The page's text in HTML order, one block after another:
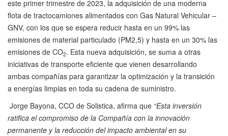
este primer trimestre de 2023, la adquisición de una moderna
flota de tractocamiones alimentados con Gas Natural Vehicular –
GNV, con los que se espera reducir hasta en un 99% las
emisiones de material particulado (PM2,5) y hasta en un 30% las
emisiones de CO2. Esta nueva adquisición, se suma a otras
iniciativas de transporte eficiente que vienen desarrollando
ambas compañías para garantizar la optimización y la transición
a energías limpias en toda su cadena de suministro.
Jorge Bayona, CCO de Solistica, afirma que “Esta inversión
ratifica el compromiso de la Compañía con la innovación
permanente y la reducción del impacto ambiental en su